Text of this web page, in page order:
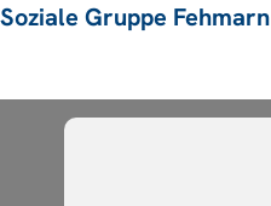
Gruppe Fehmarn